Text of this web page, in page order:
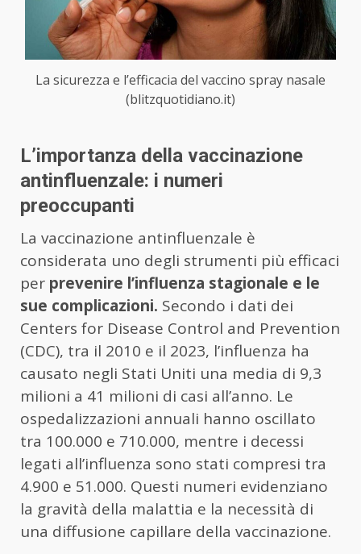
La sicurezza e l’efficacia del vaccino spray nasale
(blitzquotidiano.it)
L’importanza della vaccinazione
antinfluenzale: i numeri
preoccupanti
La vaccinazione antinfluenzale è
considerata uno degli strumenti più efficaci
per prevenire l’influenza stagionale e le
sue complicazioni. Secondo i dati dei
Centers for Disease Control and Prevention
(CDC), tra il 2010 e il 2023, l’influenza ha
causato negli Stati Uniti una media di 9,3
milioni a 41 milioni di casi all’anno. Le
ospedalizzazioni annuali hanno oscillato
tra 100.000 e 710.000, mentre i decessi
legati all’influenza sono stati compresi tra
4.900 e 51.000. Questi numeri evidenziano
la gravità della malattia e la necessità di
una diffusione capillare della vaccinazione.